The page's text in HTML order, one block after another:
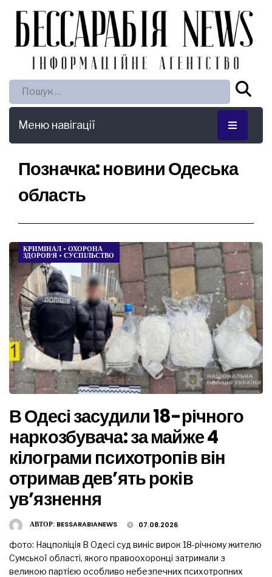
Пошук:
Меню навігації
Позначка:новини Одеська
область
КРИМІНАЛ • ОХОРОНА
ЗДОРОВ’Я • СУСПІЛЬСТВО
В Одесі засудили 18-річного
наркозбувача: за майже 4
кілограми психотропів він
отримав дев’ять років
ув’язнення
АВТОР: BESSARABIANEWS 07.08.2026
фото: Нацполіція В Одесі суд виніс вирок 18-річному жителю
Сумської області, якого правоохоронці затримали з
великою партією особливо небезпечних психотропних